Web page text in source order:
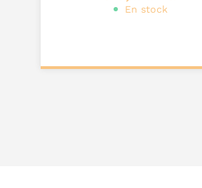
En stock